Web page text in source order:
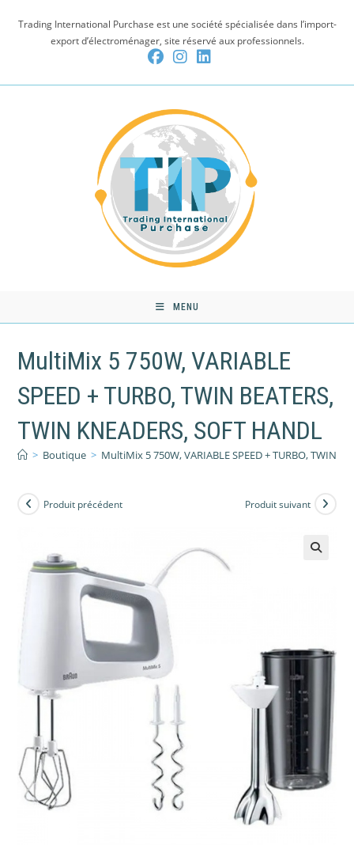
Trading International Purchase est une société spécialisée dans l’import-
export d’électroménager, site réservé aux professionnels.
MENU
MultiMix 5 750W, VARIABLE
SPEED + TURBO, TWIN BEATERS,
TWIN KNEADERS, SOFT HANDL
> Boutique > MultiMix 5 750W, VARIABLE SPEED + TURBO, TWIN
Produit précédent Produit suivant